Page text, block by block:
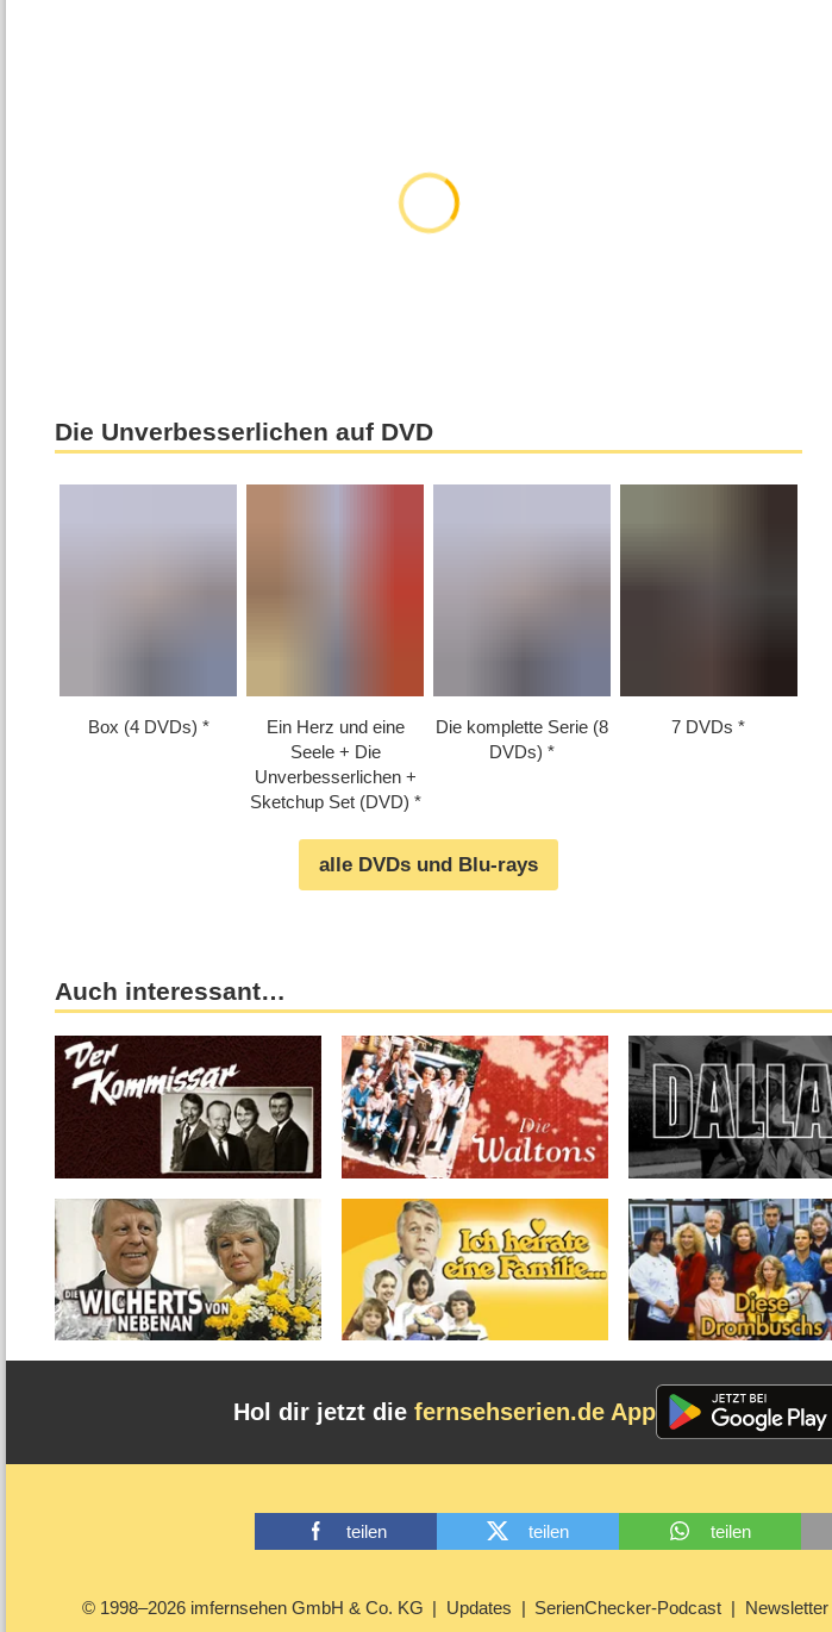
Die Unverbesserlichen auf DVD
Box (4 DVDs)
Ein Herz und eine
Seele + Die
Unverbesserlichen +
Sketchup Set (DVD)
Die komplette Serie (8
DVDs)
7 DVDs
alle DVDs und Blu-rays
Auch interessant…
Hol dir jetzt die fernsehserien.de App
teilen teilen teilen
© 1998–2026 imfernsehen GmbH & Co. KG Updates SerienChecker-Podcast Newsletter